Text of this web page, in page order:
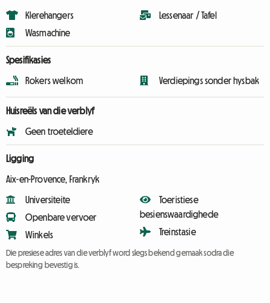
Klerehangers
Wasmachine
Lessenaar / Tafel
Spesifikasies
Rokers welkom Verdiepings sonder hysbak
Huisreëls van die verblyf
Geen troeteldiere
Ligging
Aix-en-Provence, Frankryk
Universiteite
Openbare vervoer
Winkels
Toeristiese
besienswaardighede
Treinstasie
Die presiese adres van die verblyf word slegs bekend gemaak sodra die
bespreking bevestig is.